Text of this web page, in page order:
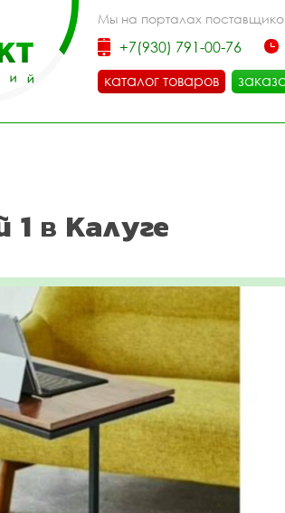
Мы на порталах
+7(930) 791-00-76
каталог товаров
в Калуге